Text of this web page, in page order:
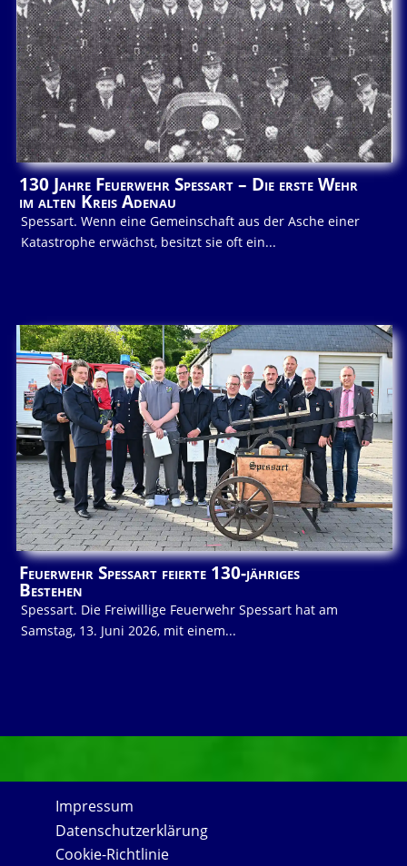
130 Jahre Feuerwehr Spessart – Die erste Wehr
im alten Kreis Adenau
Spessart. Wenn eine Gemeinschaft aus der Asche einer
Katastrophe erwächst, besitzt sie oft ein...
Feuerwehr Spessart feierte 130-jähriges
Bestehen
Spessart. Die Freiwillige Feuerwehr Spessart hat am
Samstag, 13. Juni 2026, mit einem...
Impressum
Datenschutzerklärung
Cookie-Richtlinie